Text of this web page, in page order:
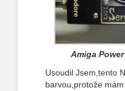
Amiga
Usoudil Jsem,tento
barvou,protože